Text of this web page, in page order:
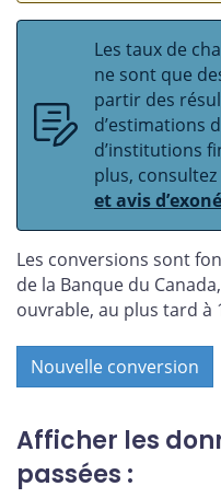
Les taux de
ne sont que
partir des
d’estimations
d’institutions
plus, consultez
et avis
Les conversions sont
de la Banque du
ouvrable, au plus tard à
Nouvelle conversion
Afficher les
passées :